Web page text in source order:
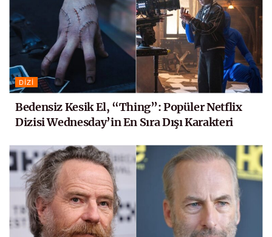
DIZI
Bedensiz Kesik El, “Thing”: Popüler Netflix
Dizisi Wednesday’in En Sıra Dışı Karakteri